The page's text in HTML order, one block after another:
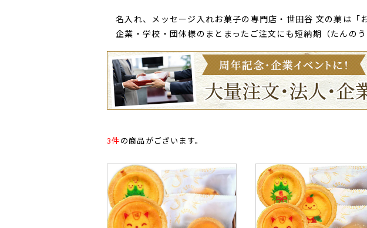
名入れ、メッセージ入れお菓子の専門店・世田谷 文の菓は「
企業・学校・団体様のまとまったご注文にも短納期（たんの
3件の商品がございます。